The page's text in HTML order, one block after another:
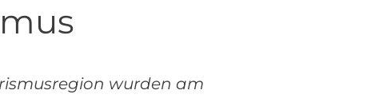
wurden am